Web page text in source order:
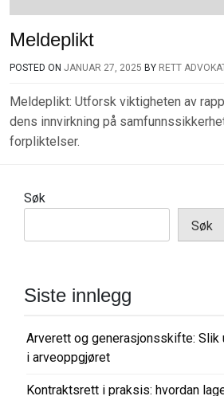
Meldeplikt
POSTED ON JANUAR 27, 2025 BY RETT
Meldeplikt: Utforsk viktigheten av
dens innvirkning på
forpliktelser.
Søk
Søk
Siste innlegg
Arverett og generasjonsskifte: Slik
i arveoppgjøret
Kontraktsrett i praksis: hvordan